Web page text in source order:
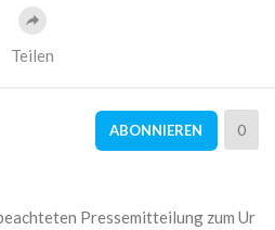
Teilen
ABONNIEREN 0
Pressemitteilung zum Ur